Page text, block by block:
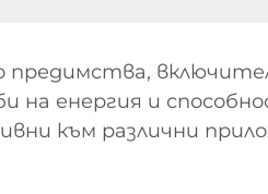
на енергия и
към различни